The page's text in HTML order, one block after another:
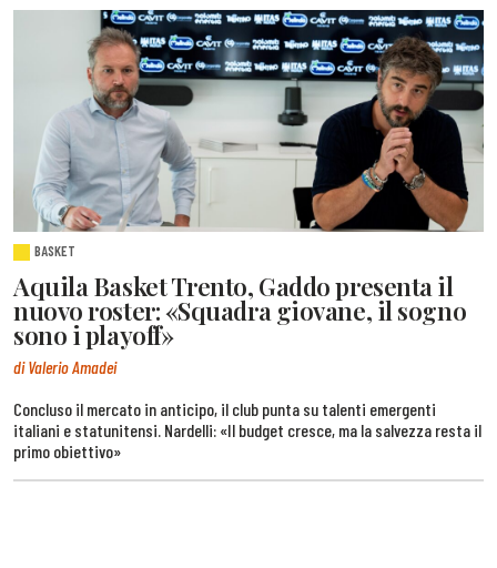
BASKET
Aquila Basket Trento, Gaddo presenta il
nuovo roster: «Squadra giovane, il sogno
sono i playoff»
di Valerio Amadei
Concluso il mercato in anticipo, il club punta su talenti emergenti
italiani e statunitensi. Nardelli: «Il budget cresce, ma la salvezza resta il
primo obiettivo»